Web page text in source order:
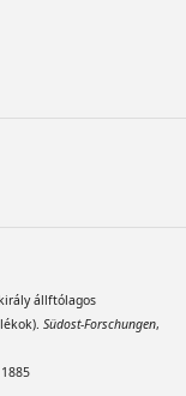
állftólagos
Südost-Forschungen,